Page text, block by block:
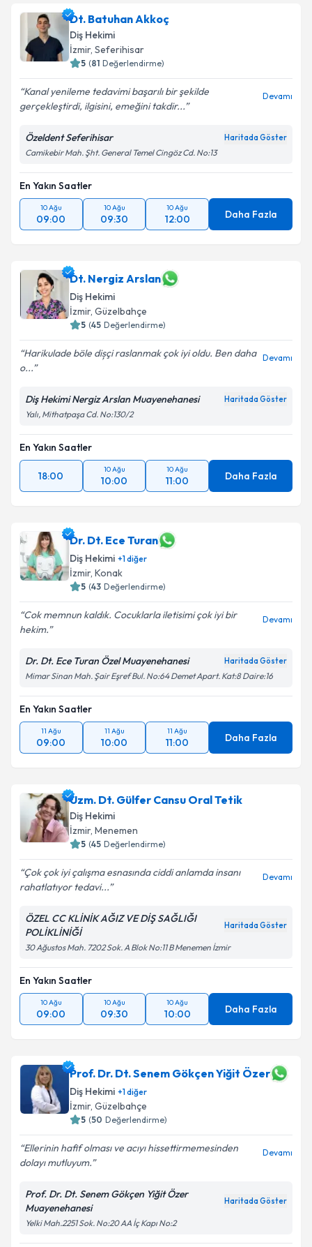
Dt. Batuhan Akkoç
Diş Hekimi
İzmir, Seferihisar
5 (81 Değerlendirme)
Kanal yenileme tedavimi başarılı bir şekilde
gerçekleştirdi, ilgisini, emeğini takdir...
Devamı
Özeldent Seferihisar Haritada Göster
Camikebir Mah. Şht. General Temel Cingöz Cd. No:13
En Yakın Saatler
10 Ağu
09:00
10 Ağu
09:30
10 Ağu
12:00 Daha Fazla
Dt. Nergiz Arslan
Diş Hekimi
İzmir, Güzelbahçe
5 (45 Değerlendirme)
Harikulade böle dișçi raslanmak çok iyi oldu. Ben daha
o...
Devamı
Diş Hekimi Nergiz Arslan Muayenehanesi Haritada Göster
Yalı, Mithatpaşa Cd. No:130/2
En Yakın Saatler
18:00
10 Ağu
10:00
10 Ağu
11:00 Daha Fazla
Dr. Dt. Ece Turan
Diş Hekimi +1diğer
İzmir, Konak
5 (43 Değerlendirme)
Cok memnun kaldık. Cocuklarla iletisimi çok iyi bir
hekim.
Devamı
Dr. Dt. Ece Turan Özel Muayenehanesi Haritada Göster
Mimar Sinan Mah. Şair Eşref Bul. No:64 Demet Apart. Kat:8 Daire:16
En Yakın Saatler
11 Ağu
09:00
11 Ağu
10:00
11 Ağu
11:00 Daha Fazla
Uzm. Dt. Gülfer Cansu Oral Tetik
Diş Hekimi
İzmir, Menemen
5 (45 Değerlendirme)
Çok çok iyi çalışma esnasında ciddi anlamda insanı
rahatlatıyor tedavi...
Devamı
ÖZEL CC KLİNİK AĞIZ VE DİŞ SAĞLIĞI
POLİKLİNİĞİ
Haritada Göster
30 Ağustos Mah. 7202 Sok. A Blok No:11 B Menemen İzmir
En Yakın Saatler
10 Ağu
09:00
10 Ağu
09:30
10 Ağu
10:00 Daha Fazla
Prof. Dr. Dt. Senem Gökçen Yiğit Özer
Diş Hekimi +1diğer
İzmir, Güzelbahçe
5 (50 Değerlendirme)
Ellerinin hafif olması ve acıyı hissettirmemesinden
dolayı mutluyum.
Devamı
Prof. Dr. Dt. Senem Gökçen Yiğit Özer
Muayenehanesi
Haritada Göster
Yelki Mah.2251 Sok. No:20 AA İç Kapı No:2